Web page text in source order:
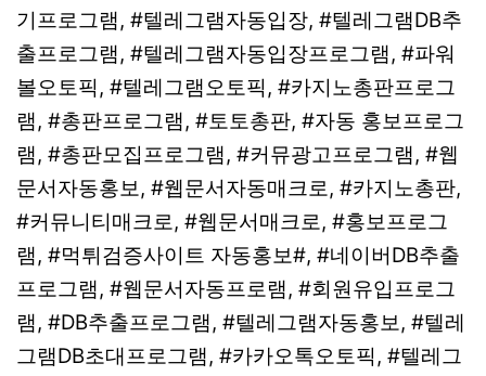
기프로그램, #텔레그램자동입장, #텔레그램DB추
출프로그램, #텔레그램자동입장프로그램, #파워
볼오토픽, #텔레그램오토픽, #카지노총판프로그
램, #총판프로그램, #토토총판, #자동 홍보프로그
램, #총판모집프로그램, #커뮤광고프로그램, #웹
문서자동홍보, #웹문서자동매크로, #카지노총판,
#커뮤니티매크로, #웹문서매크로, #홍보프로그
램, #먹튀검증사이트 자동홍보#, #네이버DB추출
프로그램, #웹문서자동프로램, #회원유입프로그
램, #DB추출프로그램, #텔레그램자동홍보, #텔레
그램DB초대프로그램, #카카오톡오토픽, #텔레그